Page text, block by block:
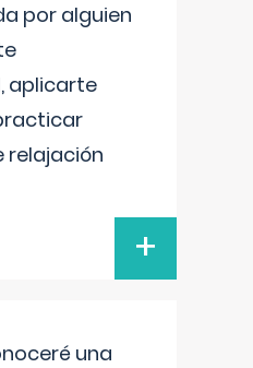
por alguien
aplicarte
relajación
+
una